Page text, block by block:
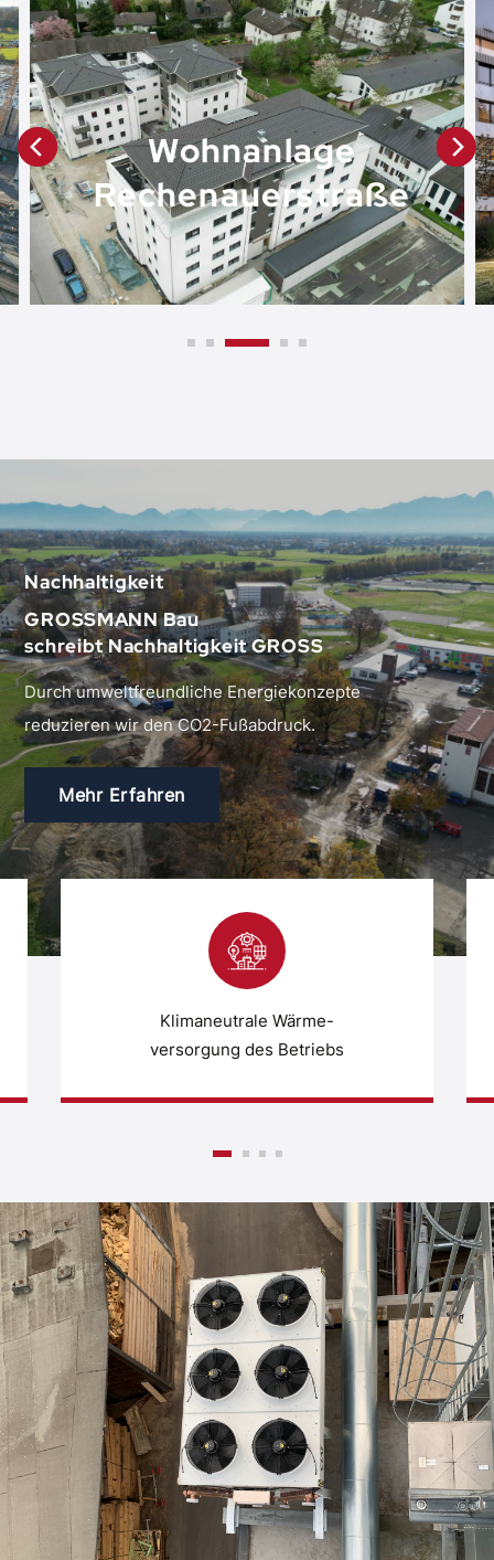
Wohnanlage
Rechenauerstraße
Nachhaltigkeit
GROSSMANN Bau
schreibt Nachhaltigkeit GROSS
Durch umweltfreundliche Energiekonzepte
reduzieren wir den CO2-Fußabdruck.
Mehr Erfahren
Klimaneutrale Wärme-
versorgung des Betriebs